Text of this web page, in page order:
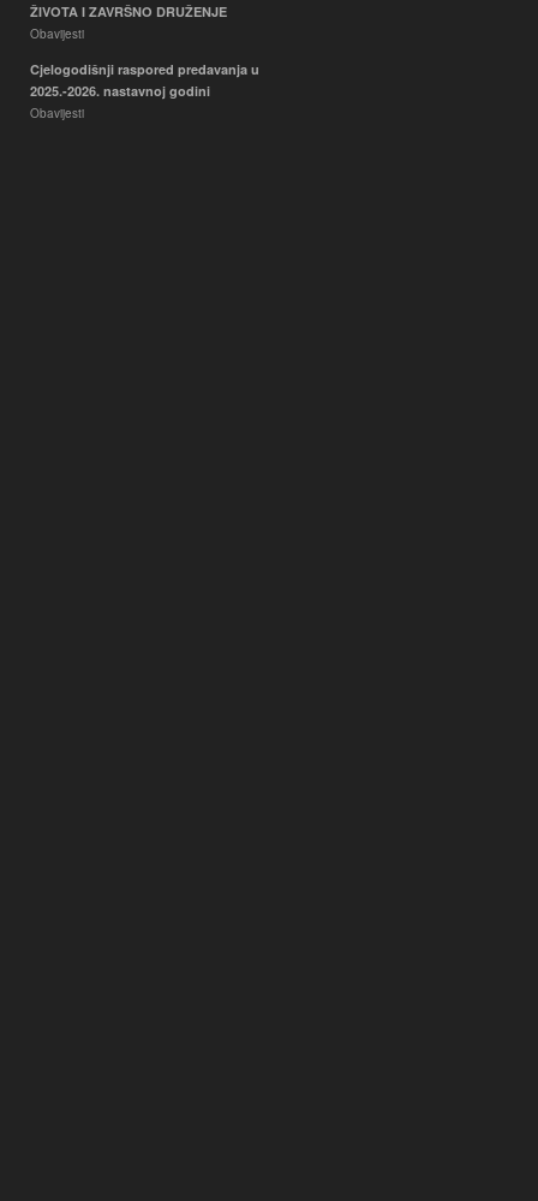
ŽIVOTA I ZAVRŠNO DRUŽENJE
Obavijesti
Cjelogodišnji raspored predavanja u
2025.-2026. nastavnoj godini
Obavijesti